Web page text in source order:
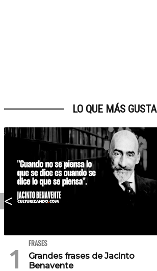
LO QUE MÁS GUSTA
FRASES
Grandes frases de Jacinto
Benavente